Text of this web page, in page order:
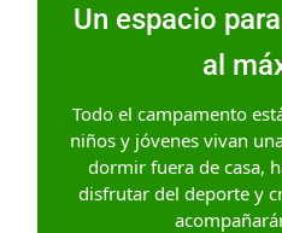
Un espacio
al
Todo el campamento
niños y jóvenes vivan
dormir fuera de casa,
disfrutar del deporte y